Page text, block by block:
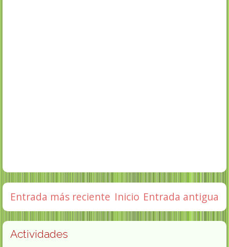
Entrada más reciente Entrada antigua
Inicio
Actividades